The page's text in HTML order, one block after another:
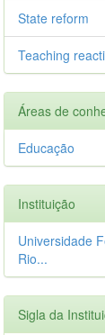
State reform
Teaching
Áreas de
Educação
Instituição
Universidade
Rio...
Sigla da